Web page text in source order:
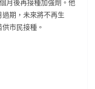
月後再接種加強劑。他
期，未來將不再生
市民接種。